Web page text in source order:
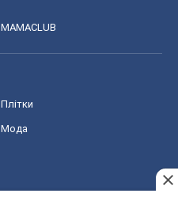
MAMACLUB
Плітки
Мода